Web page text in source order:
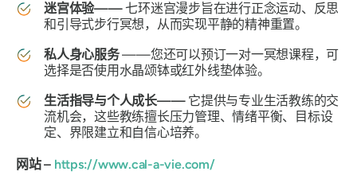
迷宫体验——七环迷宫漫步旨在进行正念运动、反思
和引导式步行冥想，从而实现平静的精神重置。
私人身心服务——您还可以预订一对一冥想课程，可
选择是否使用水晶颂钵或红外线垫体验。
生活指导与个人成长—— 它提供与专业生活教练的交
流机会，这些教练擅长压力管理、情绪平衡、目标设
定、界限建立和自信心培养。
网站 – https://www.cal-a-vie.com/